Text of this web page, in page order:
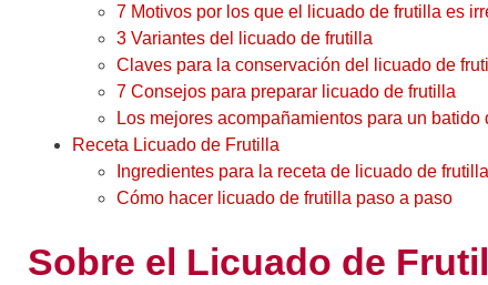
7 Motivos por los que el licuado de frutilla es
3 Variantes del licuado de frutilla
Claves para la conservación del licuado de
7 Consejos para preparar licuado de frutilla
Los mejores acompañamientos para un batido
Receta Licuado de Frutilla
Ingredientes para la receta de licuado de
Cómo hacer licuado de frutilla paso a paso
Sobre el Licuado de